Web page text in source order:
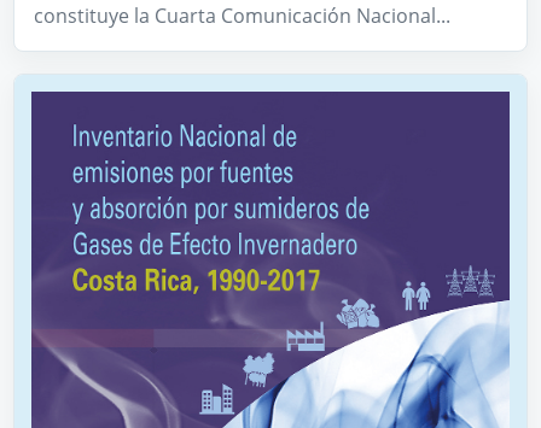
constituye la Cuarta Comunicación Nacional...